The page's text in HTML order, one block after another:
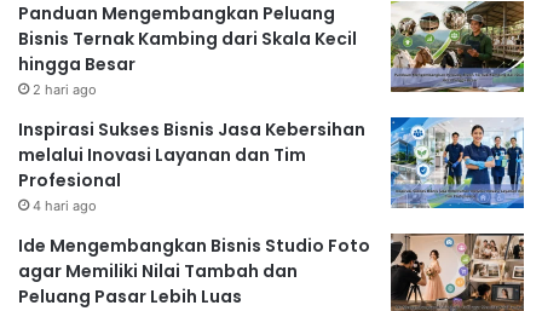
Panduan Mengembangkan Peluang
Bisnis Ternak Kambing dari Skala Kecil
hingga Besar
2 hari ago
Inspirasi Sukses Bisnis Jasa Kebersihan
melalui Inovasi Layanan dan Tim
Profesional
4 hari ago
Ide Mengembangkan Bisnis Studio Foto
agar Memiliki Nilai Tambah dan
Peluang Pasar Lebih Luas